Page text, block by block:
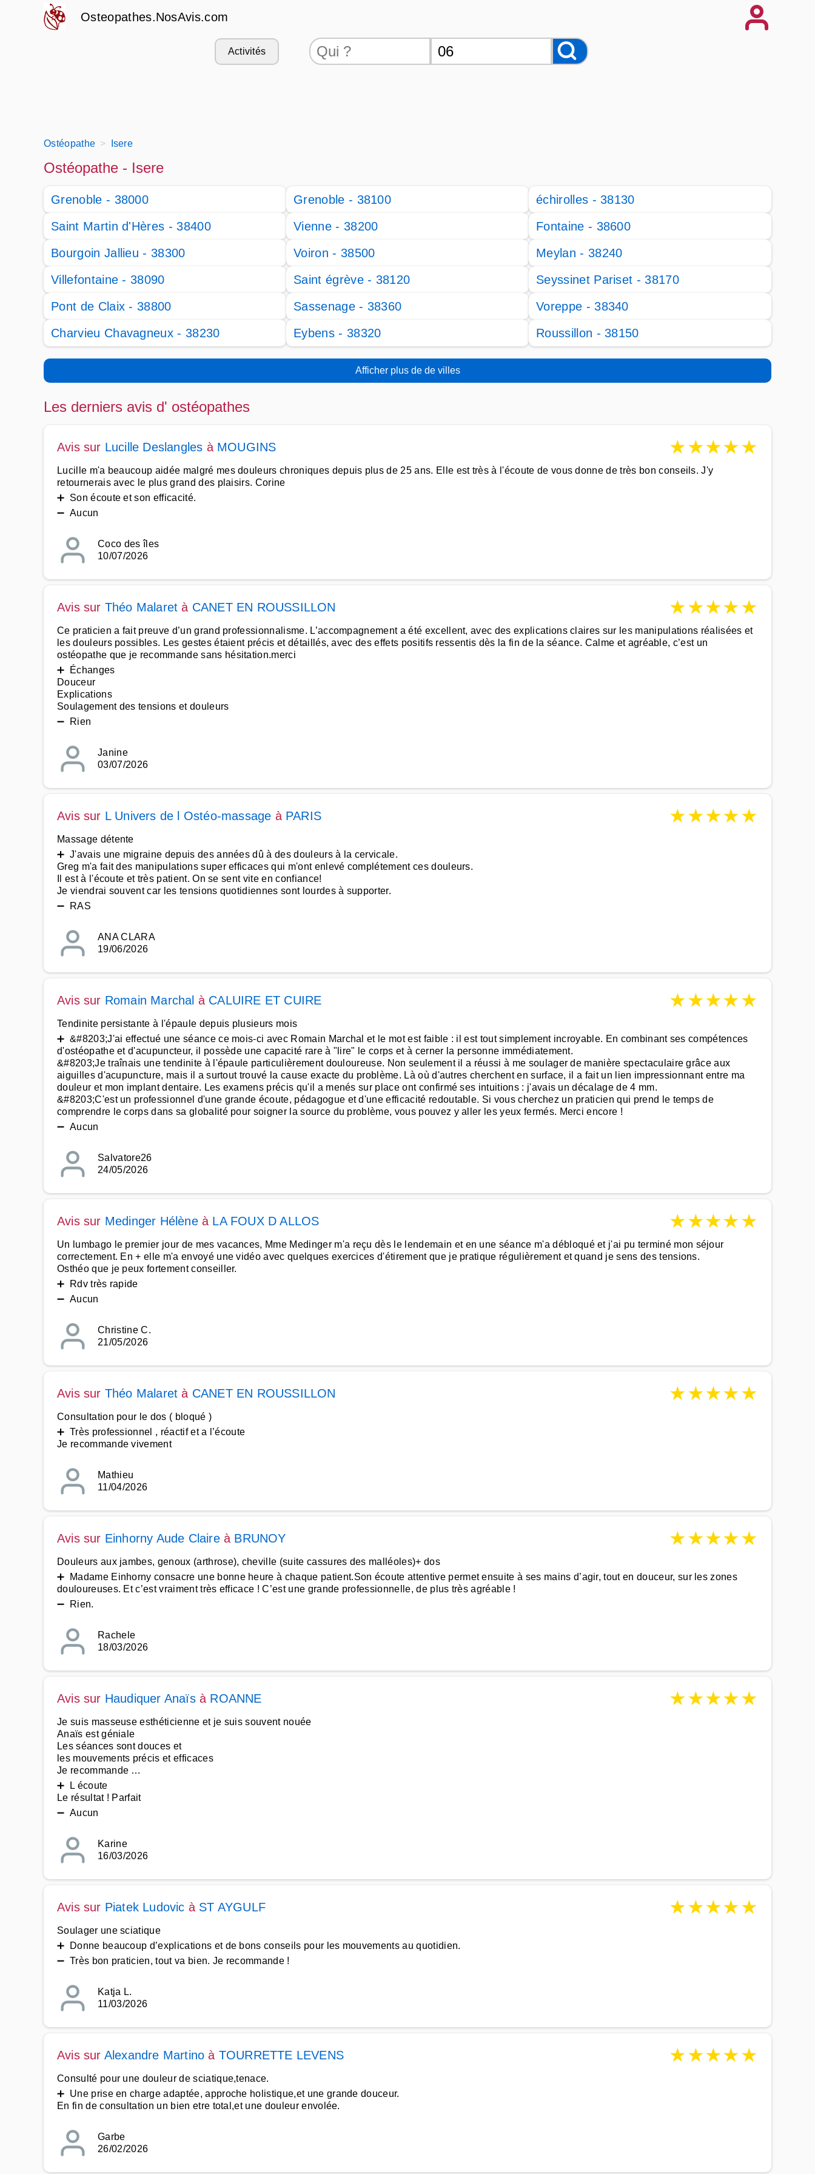
Osteopathes.NosAvis.com
Activités
Ostéopathe Isere
Ostéopathe - Isere
Grenoble - 38000 Grenoble - 38100
échirolles - 38130
Saint Martin d'Hères - 38400
Vienne - 38200
Fontaine - 38600
Bourgoin Jallieu - 38300
Voiron - 38500
Meylan - 38240
Villefontaine - 38090
Saint égrève - 38120
Seyssinet Pariset - 38170
Pont de Claix - 38800
Sassenage - 38360
Voreppe - 38340
Charvieu Chavagneux - 38230
Eybens - 38320 Roussillon - 38150
Afficher plus de de villes
Les derniers avis d' ostéopathes
Avis sur Lucille Deslangles à MOUGINS ★★★★★
Lucille m'a beaucoup aidée malgré mes douleurs chroniques depuis plus de 25 ans. Elle est très à l'écoute de vous donne de très bon conseils. J'y
retournerais avec le plus grand des plaisirs. Corine
➕ Son écoute et son efficacité.
➖ Aucun
Coco des îles
10/07/2026
Avis sur Théo Malaret à CANET EN ROUSSILLON ★★★★★
Ce praticien a fait preuve d’un grand professionnalisme. L’accompagnement a été excellent, avec des explications claires sur les manipulations réalisées et
les douleurs possibles. Les gestes étaient précis et détaillés, avec des effets positifs ressentis dès la fin de la séance. Calme et agréable, c’est un
ostéopathe que je recommande sans hésitation.merci
➕ Échanges
Douceur
Explications
Soulagement des tensions et douleurs
➖ Rien
Janine
03/07/2026
Avis sur L Univers de l Ostéo-massage à PARIS ★★★★★
Massage détente
➕ J'avais une migraine depuis des années dû à des douleurs à la cervicale.
Greg m'a fait des manipulations super efficaces qui m'ont enlevé complétement ces douleurs.
Il est à l'écoute et très patient. On se sent vite en confiance!
Je viendrai souvent car les tensions quotidiennes sont lourdes à supporter.
➖ RAS
ANA CLARA
19/06/2026
Avis sur Romain Marchal à CALUIRE ET CUIRE ★★★★★
Tendinite persistante à l'épaule depuis plusieurs mois
➕ &#8203;J'ai effectué une séance ce mois-ci avec Romain Marchal et le mot est faible : il est tout simplement incroyable. En combinant ses compétences
d'ostéopathe et d'acupuncteur, il possède une capacité rare à "lire" le corps et à cerner la personne immédiatement.
&#8203;Je traînais une tendinite à l'épaule particulièrement douloureuse. Non seulement il a réussi à me soulager de manière spectaculaire grâce aux
aiguilles d'acupuncture, mais il a surtout trouvé la cause exacte du problème. Là où d'autres cherchent en surface, il a fait un lien impressionnant entre ma
douleur et mon implant dentaire. Les examens précis qu'il a menés sur place ont confirmé ses intuitions : j'avais un décalage de 4 mm.
&#8203;C'est un professionnel d'une grande écoute, pédagogue et d'une efficacité redoutable. Si vous cherchez un praticien qui prend le temps de
comprendre le corps dans sa globalité pour soigner la source du problème, vous pouvez y aller les yeux fermés. Merci encore !
➖ Aucun
Salvatore26
24/05/2026
Avis sur Medinger Hélèneà LA FOUX D ALLOS ★★★★★
Un lumbago le premier jour de mes vacances, Mme Medinger m'a reçu dès le lendemain et en une séance m'a débloqué et j'ai pu terminé mon séjour
correctement. En + elle m'a envoyé une vidéo avec quelques exercices d'étirement que je pratique régulièrement et quand je sens des tensions.
Osthéo que je peux fortement conseiller.
➕ Rdv très rapide
➖ Aucun
Christine C.
21/05/2026
Avis sur Théo Malaret à CANET EN ROUSSILLON ★★★★★
Consultation pour le dos ( bloqué )
➕ Très professionnel , réactif et a l’écoute
Je recommande vivement
Mathieu
11/04/2026
Avis sur Einhorny Aude Claireà BRUNOY ★★★★★
Douleurs aux jambes, genoux (arthrose), cheville (suite cassures des malléoles)+ dos
➕ Madame Einhorny consacre une bonne heure à chaque patient.Son écoute attentive permet ensuite à ses mains d’agir, tout en douceur, sur les zones
douloureuses. Et c’est vraiment très efficace ! C’est une grande professionnelle, de plus très agréable !
➖ Rien.
Rachele
18/03/2026
Avis sur Haudiquer Anaïsà ROANNE ★★★★★
Je suis masseuse esthéticienne et je suis souvent nouée
Anaïs est géniale
Les séances sont douces et
les mouvements précis et efficaces
Je recommande …
➕ L écoute
Le résultat ! Parfait
➖ Aucun
Karine
16/03/2026
Avis sur Piatek Ludovic à ST AYGULF ★★★★★
Soulager une sciatique
➕ Donne beaucoup d’explications et de bons conseils pour les mouvements au quotidien.
➖ Très bon praticien, tout va bien. Je recommande !
Katja L.
11/03/2026
Avis sur Alexandre Martino à TOURRETTE LEVENS ★★★★★
Consulté pour une douleur de sciatique,tenace.
➕ Une prise en charge adaptée, approche holistique,et une grande douceur.
En fin de consultation un bien etre total,et une douleur envolée.
Garbe
26/02/2026